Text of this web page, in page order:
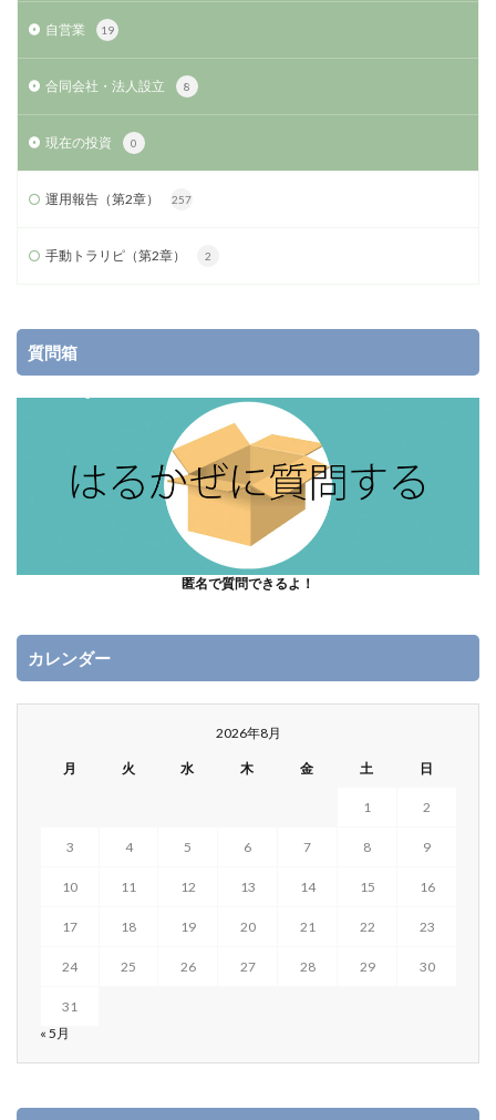
自営業 19
合同会社・法人設立 8
現在の投資 0
運用報告（第2章） 257
手動トラリピ（第2章） 2
質問箱
匿名で質問できるよ！
カレンダー
2026年8月
月 火 水 木 金 土 日
1 2
3 4 5 6 7 8 9
10 11 12 13 14 15 16
17 18 19 20 21 22 23
24 25 26 27 28 29 30
31
« 5月